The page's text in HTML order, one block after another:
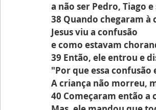
a não ser Pedro, Tiago
38 Quando chegaram à
Jesus viu a confusão
e como estavam
39 Então, ele entrou e
"Por que essa confusão
A criança não morreu,
40 Começaram então a